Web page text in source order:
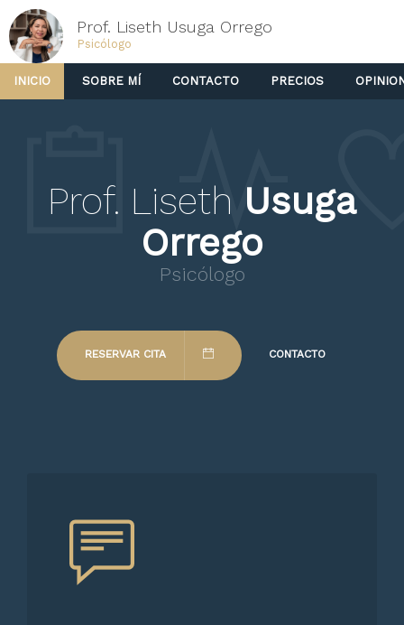
Prof. Liseth Usuga Orrego
Psicólogo
INICIO SOBRE MÍ CONTACTO PRECIOS
Prof. Liseth Usuga
Orrego
Psicólogo
RESERVAR CITA CONTACTO